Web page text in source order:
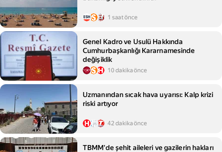
1 saat önce
Genel Kadro ve Usulü Hakkında
Cumhurbaşkanlığı Kararnamesinde
değişiklik
10 dakika önce
Uzmanından sıcak hava uyarısı: Kalp krizi
riski artıyor
42 dakika önce
TBMM'de şehit aileleri ve gazilerin hakları